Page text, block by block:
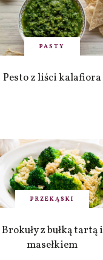
PASTY
Pesto z liści kalafiora
PRZEKĄSKI
Brokuły z bułką tartą i
masełkiem